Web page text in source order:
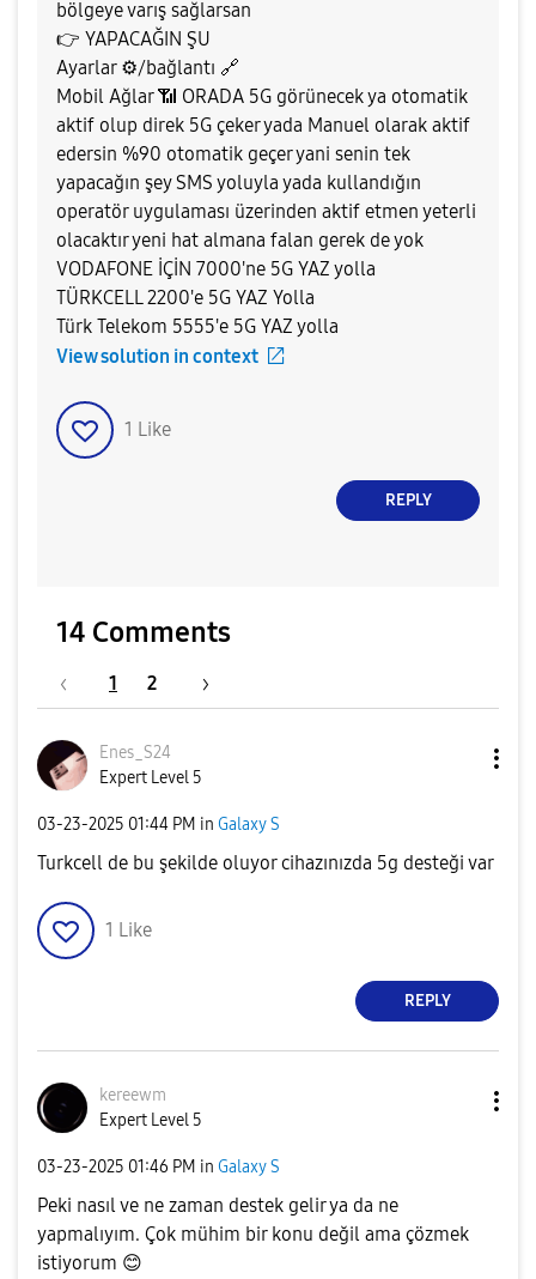
bölgeye varış sağlarsan
👉 YAPACAĞIN ŞU
Ayarlar ⚙️/bağlantı 🔗
Mobil Ağlar📶 ORADA 5G görünecek ya otomatik
aktif olup direk 5G çeker yada Manuel olarak aktif
edersin %90 otomatik geçer yani senin tek
yapacağın şey SMS yoluyla yada kullandığın
operatör uygulaması üzerinden aktif etmen yeterli
olacaktır yeni hat almana falan gerek de yok
VODAFONE İÇİN 7000'ne 5G YAZ yolla
TÜRKCELL 2200'e 5G YAZ Yolla
Türk Telekom 5555'e 5G YAZ yolla
View solution in context
1 Like
REPLY
14 Comments
1 2
Enes_S24
Expert Level 5
‎03-23-2025 01:44 PM in Galaxy S
Turkcell de bu şekilde oluyor cihazınızda 5g desteği var
1 Like
REPLY
kereewm
Expert Level 5
‎03-23-2025 01:46 PM in Galaxy S
Peki nasıl ve ne zaman destek gelir ya da ne
yapmalıyım. Çok mühim bir konu değil ama çözmek
istiyorum 😊